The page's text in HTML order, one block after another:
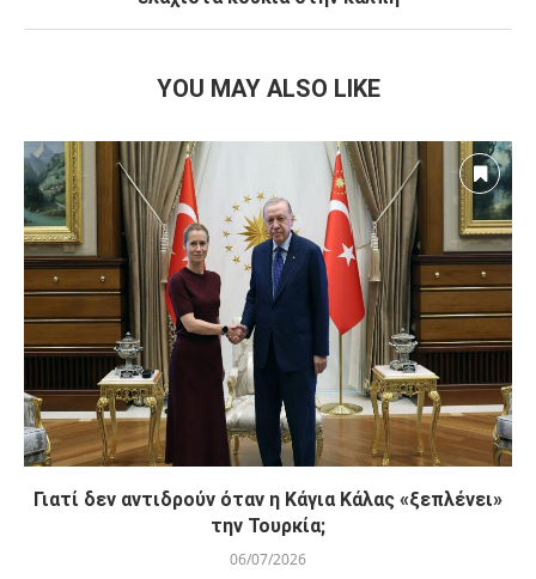
YOU MAY ALSO LIKE
Γιατί δεν αντιδρούν όταν η Κάγια Κάλας «ξεπλένει»
την Τουρκία;
06/07/2026